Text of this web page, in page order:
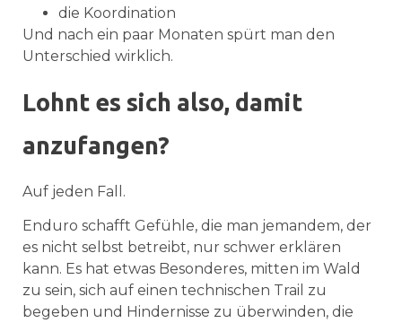
die Koordination
Und nach ein paar Monaten spürt man den
Unterschied wirklich.
Lohnt es sich also, damit
anzufangen?
Auf jeden Fall.
Enduro schafft Gefühle, die man jemandem, der
es nicht selbst betreibt, nur schwer erklären
kann. Es hat etwas Besonderes, mitten im Wald
zu sein, sich auf einen technischen Trail zu
begeben und Hindernisse zu überwinden, die